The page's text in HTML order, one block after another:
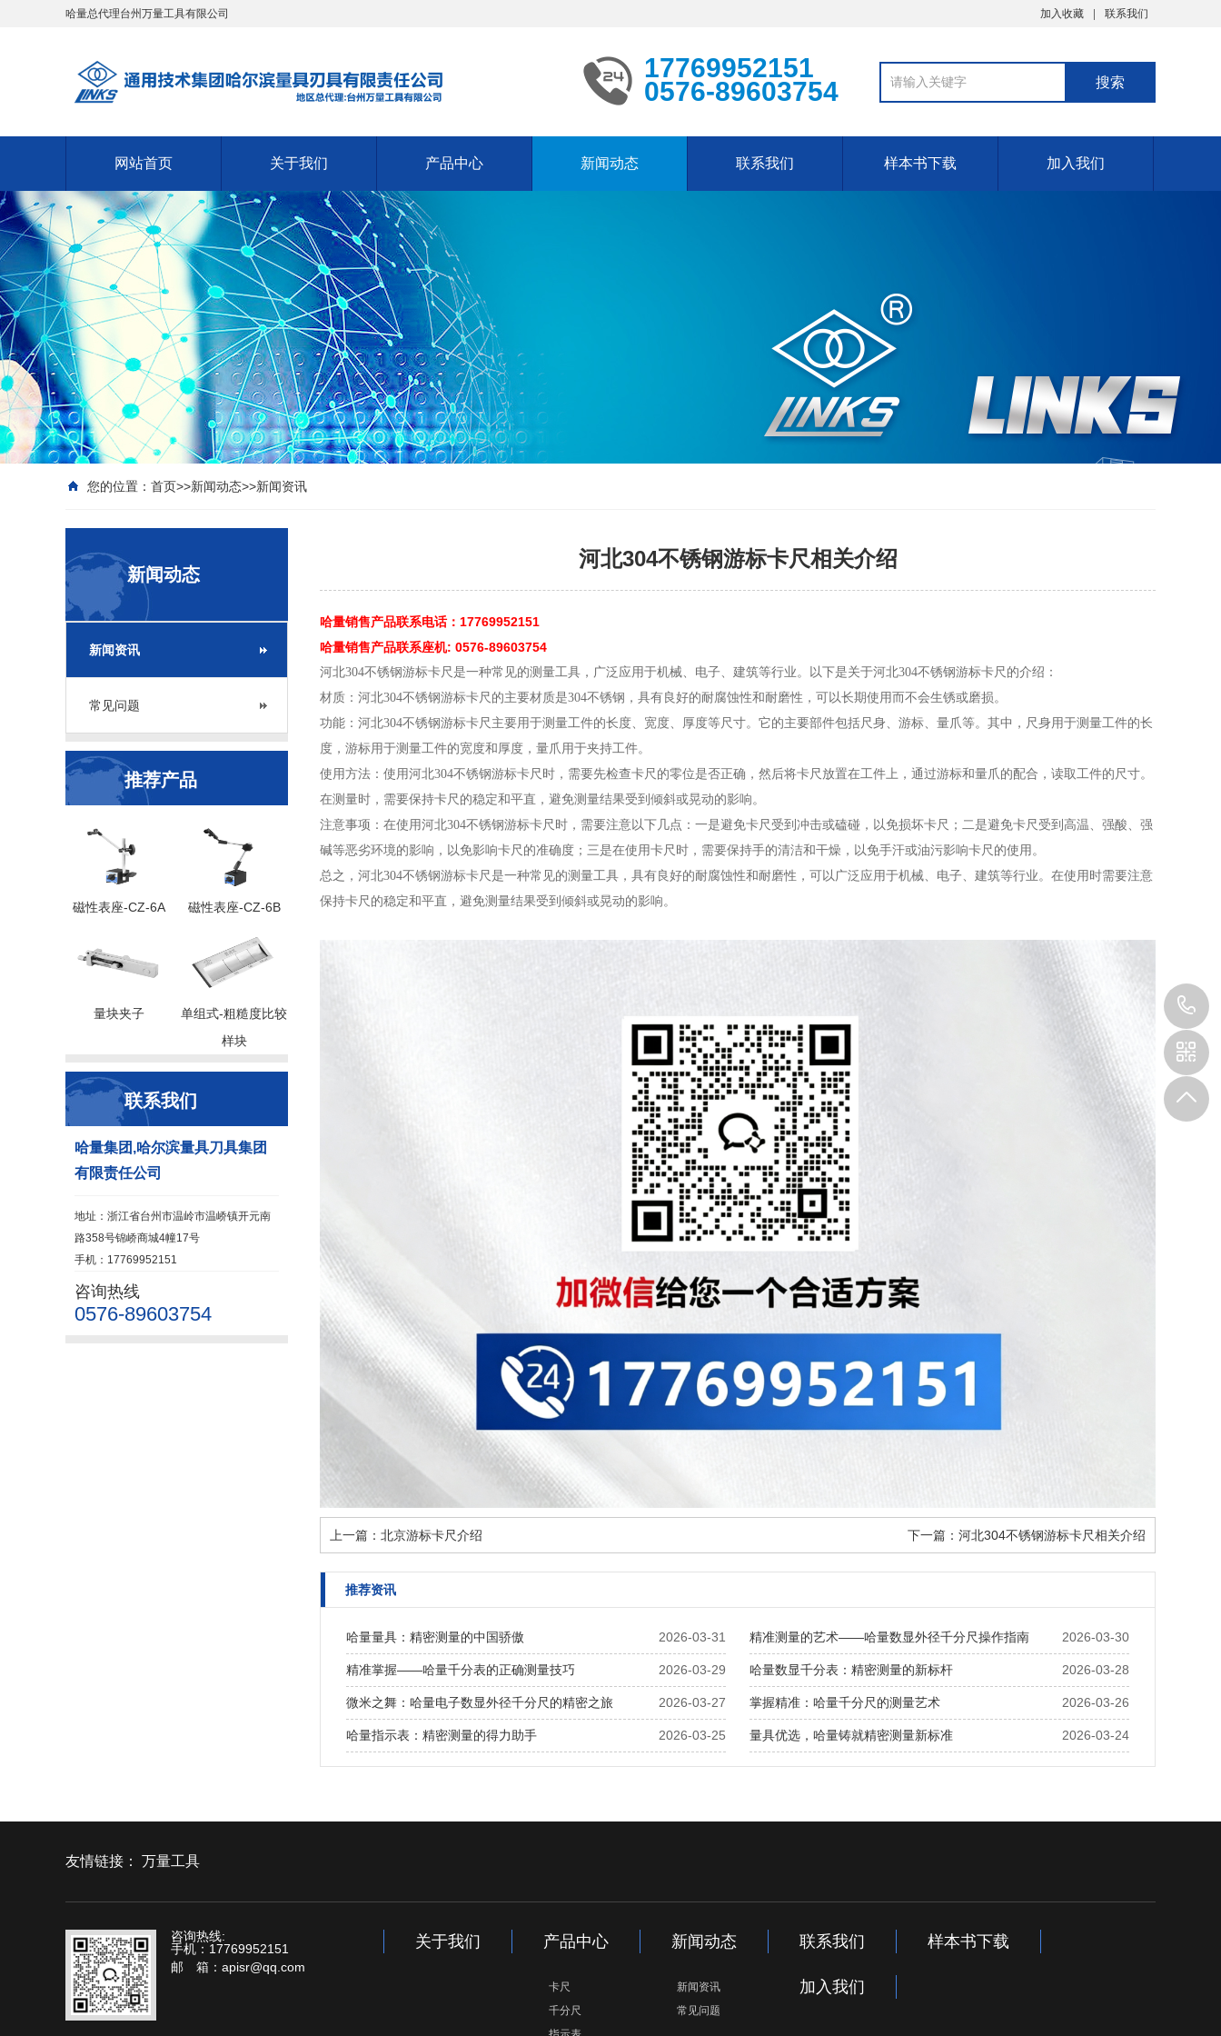
哈量总代理台州万量工具有限公司 加入收藏 联系我们
17769952151
0576-89603754
网站首页 关于我们 产品中心 新闻动态 联系我们 样本书下载 加入我们
您的位置： 首页>>新闻动态>>新闻资讯
新闻动态
新闻资讯
常见问题
推荐产品
磁性表座-CZ-6A 磁性表座-CZ-6B
量块夹子
单组式-粗糙度比较
样块
联系我们
哈量集团,哈尔滨量具刀具集团
有限责任公司
地址：浙江省台州市温岭市温峤镇开元南
路358号锦峤商城4幢17号
手机：17769952151
咨询热线
0576-89603754
河北304不锈钢游标卡尺相关介绍
哈量销售产品联系电话：17769952151
哈量销售产品联系座机: 0576-89603754
河北304不锈钢游标卡尺是一种常见的测量工具，广泛应用于机械、电子、建筑等行业。以下是关于河北304不锈钢游标卡尺的介绍：
材质：河北304不锈钢游标卡尺的主要材质是304不锈钢，具有良好的耐腐蚀性和耐磨性，可以长期使用而不会生锈或磨损。
功能：河北304不锈钢游标卡尺主要用于测量工件的长度、宽度、厚度等尺寸。它的主要部件包括尺身、游标、量爪等。其中，尺身用于测量工件的长
度，游标用于测量工件的宽度和厚度，量爪用于夹持工件。
使用方法：使用河北304不锈钢游标卡尺时，需要先检查卡尺的零位是否正确，然后将卡尺放置在工件上，通过游标和量爪的配合，读取工件的尺寸。
在测量时，需要保持卡尺的稳定和平直，避免测量结果受到倾斜或晃动的影响。
注意事项：在使用河北304不锈钢游标卡尺时，需要注意以下几点：一是避免卡尺受到冲击或磕碰，以免损坏卡尺；二是避免卡尺受到高温、强酸、强
碱等恶劣环境的影响，以免影响卡尺的准确度；三是在使用卡尺时，需要保持手的清洁和干燥，以免手汗或油污影响卡尺的使用。
总之，河北304不锈钢游标卡尺是一种常见的测量工具，具有良好的耐腐蚀性和耐磨性，可以广泛应用于机械、电子、建筑等行业。在使用时需要注意
保持卡尺的稳定和平直，避免测量结果受到倾斜或晃动的影响。
上一篇： 北京游标卡尺介绍 下一篇： 河北304不锈钢游标卡尺相关介绍
推荐资讯
2026-03-31
哈量量具：精密测量的中国骄傲 2026-03-30
精准测量的艺术——哈量数显外径千分尺操作指南
2026-03-29
精准掌握——哈量千分表的正确测量技巧 2026-03-28
哈量数显千分表：精密测量的新标杆
2026-03-27
微米之舞：哈量电子数显外径千分尺的精密之旅 2026-03-26
掌握精准：哈量千分尺的测量艺术
2026-03-25
哈量指示表：精密测量的得力助手 2026-03-24
量具优选，哈量铸就精密测量新标准
友情链接： 万量工具
咨询热线:
手机：17769952151
邮 箱：apisr@qq.com
关于我们 产品中心
卡尺
千分尺
新闻动态
新闻资讯
常见问题
联系我们 样本书下载
加入我们